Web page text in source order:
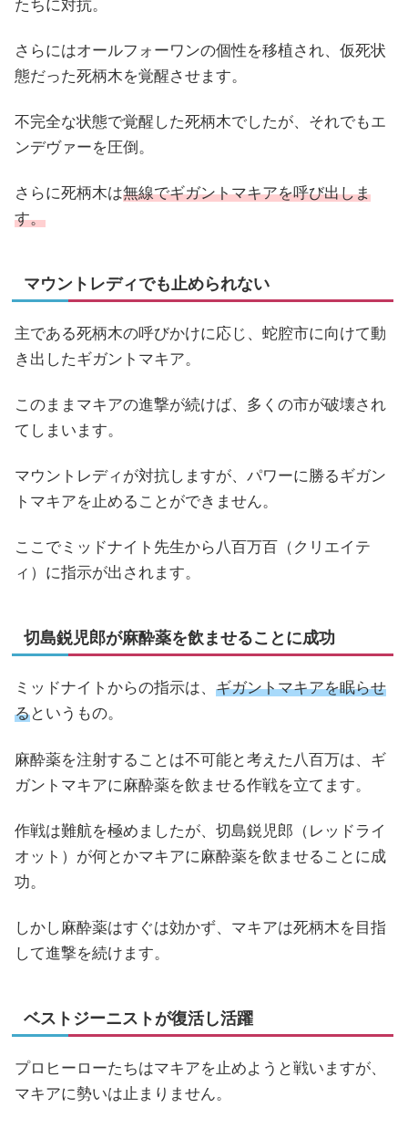
たちに対抗。
さらにはオールフォーワンの個性を移植され、仮死状
態だった死柄木を覚醒させます。
不完全な状態で覚醒した死柄木でしたが、それでもエ
ンデヴァーを圧倒。
さらに死柄木は無線でギガントマキアを呼び出しま
す。
マウントレディでも止められない
主である死柄木の呼びかけに応じ、蛇腔市に向けて動
き出したギガントマキア。
このままマキアの進撃が続けば、多くの市が破壊され
てしまいます。
マウントレディが対抗しますが、パワーに勝るギガン
トマキアを止めることができません。
ここでミッドナイト先生から八百万百（クリエイテ
ィ）に指示が出されます。
切島鋭児郎が麻酔薬を飲ませることに成功
ミッドナイトからの指示は、 ギガントマキアを眠らせ
るというもの。
麻酔薬を注射することは不可能と考えた八百万は、ギ
ガントマキアに麻酔薬を飲ませる作戦を立てます。
作戦は難航を極めましたが、切島鋭児郎（レッドライ
オット）が何とかマキアに麻酔薬を飲ませることに成
功。
しかし麻酔薬はすぐは効かず、マキアは死柄木を目指
して進撃を続けます。
ベストジーニストが復活し活躍
プロヒーローたちはマキアを止めようと戦いますが、
マキアに勢いは止まりません。